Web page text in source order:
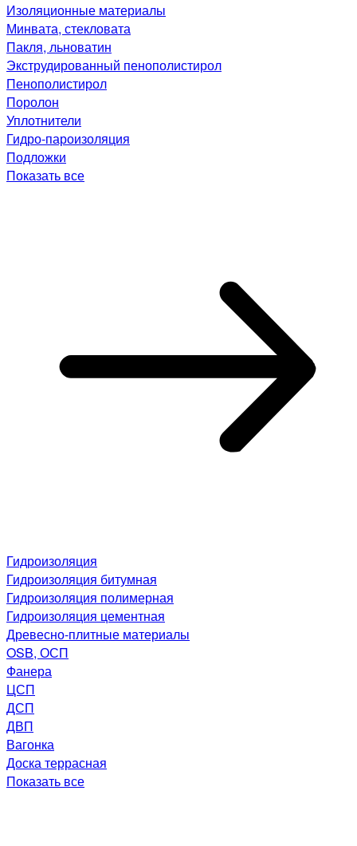
Изоляционные материалы
Минвата, стекловата
Пакля, льноватин
Экструдированный пенополистирол
Пенополистирол
Поролон
Уплотнители
Гидро-пароизоляция
Подложки
Показать все
Гидроизоляция
Гидроизоляция битумная
Гидроизоляция полимерная
Гидроизоляция цементная
Древесно-плитные материалы
OSB, ОСП
Фанера
ЦСП
ДСП
ДВП
Вагонка
Доска террасная
Показать все